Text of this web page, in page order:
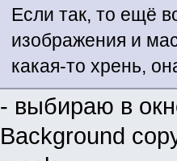
Если так, то ещё
изображения и
какая-то хрень,
- выбираю в
Background